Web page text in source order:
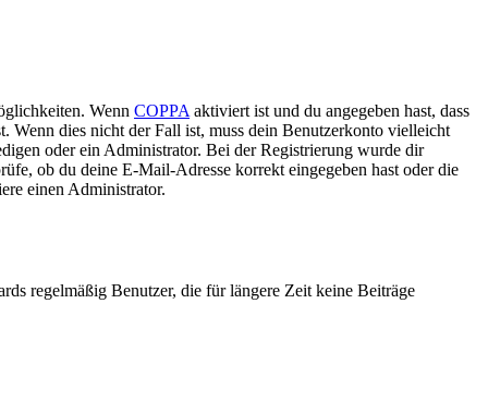
Wenn COPPA aktiviert ist und du angegeben hast, dass
Wenn dies nicht der Fall ist, muss dein Benutzerkonto vielleicht
oder ein Administrator. Bei der Registrierung wurde dir
ob du deine E-Mail-Adresse korrekt eingegeben hast oder die
einen Administrator.
regelmäßig Benutzer, die für längere Zeit keine Beiträge